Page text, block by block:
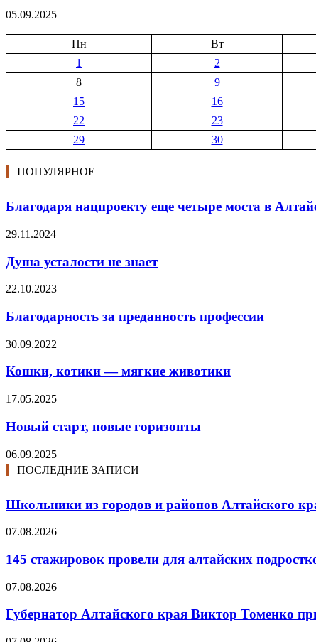
05.09.2025
Пн
Вт
1
2
8
9
15
16
22
23
29
30
ПОПУЛЯРНОЕ
Благодаря нацпроекту еще четыре моста в
29.11.2024
Душа усталости не знает
22.10.2023
Благодарность за преданность профессии
30.09.2022
Кошки, котики — мягкие животики
17.05.2025
Новый старт, новые горизонты
06.09.2025
ПОСЛЕДНИЕ ЗАПИСИ
Школьники из городов и районов Алтайского
07.08.2026
145 стажировок провели для алтайских
07.08.2026
Губернатор Алтайского края Виктор Томенко